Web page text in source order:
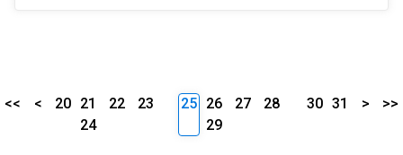
<< < 20 21 22
23
24
25 26 27
28
29
30 31 > >>